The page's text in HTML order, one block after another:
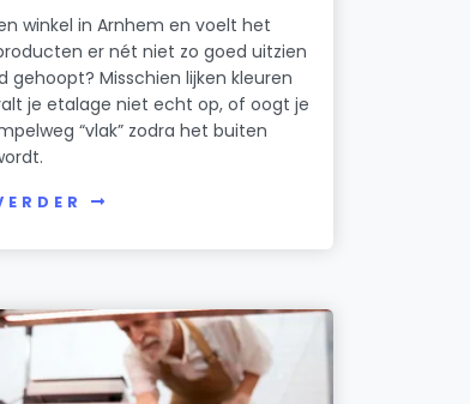
winkel in Arnhem en voelt het
er nét niet zo goed uitzien
gehoopt? Misschien lijken kleuren
je etalage niet echt op, of oogt je
“vlak” zodra het buiten